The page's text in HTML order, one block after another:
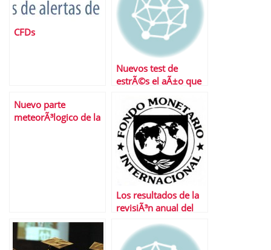
CFDs
Nuevos test de
estrÃ©s el aÃ±o que
Nuevo parte
meteorÃ³logico de la
Los resultados de la
revisiÃ³n anual del
espaÃ±ola